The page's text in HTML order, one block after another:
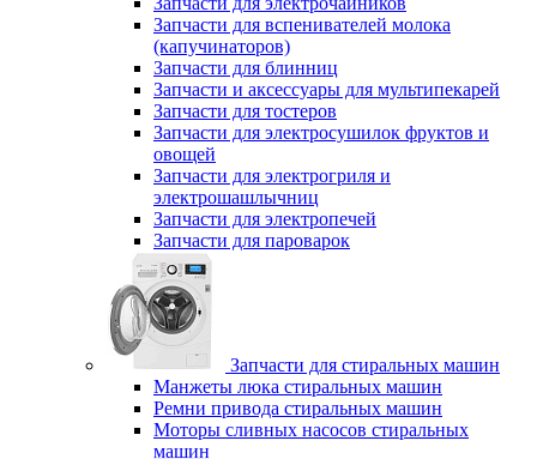
Запчасти для вспенивателей молока
(капучинаторов)
Запчасти для блинниц
Запчасти и аксессуары для мультипекарей
Запчасти для тостеров
Запчасти для электросушилок фруктов и
овощей
Запчасти для электрогриля и
электрошашлычниц
Запчасти для электропечей
Запчасти для пароварок
Запчасти для стиральных машин
Манжеты люка стиральных машин
Ремни привода стиральных машин
Моторы сливных насосов стиральных
машин